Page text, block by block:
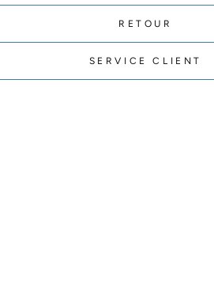
RETOUR
SERVICE CLIENT